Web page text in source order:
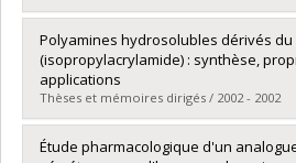
Diplômé(e) :Céméus, Catia
Cycle :Maîtrise
Diplôme obtenu :
Lien vers le document dans Papyrus
Polyamines hydrosolubles dérivés
(isopropylacrylamide) : synthèse,
applications
Thèses et mémoires dirigés / 2002 - 2002
Diplômé(e) :Dubé, Denis
Étude pharmacologique d'un